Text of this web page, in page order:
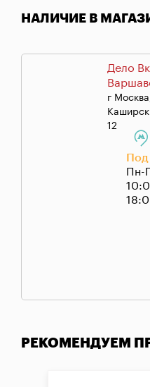
НАЛИЧИЕ В
Дело
г
12
Под
Пн-
РЕКОМЕНДУЕМ